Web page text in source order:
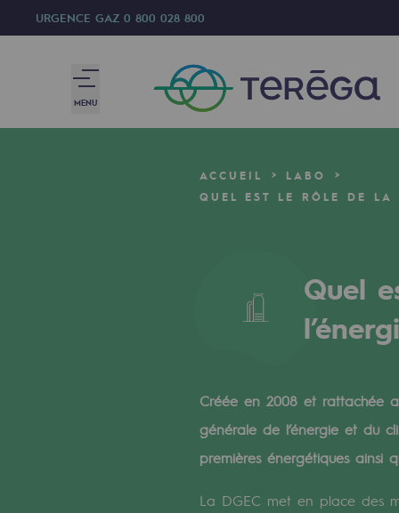
URGENCE GAZ 0 800 028 800
MENU
Nous sommes
Un réseau local et européen
Une organisation adaptative et
Une organisation
ACCUEIL
LABO
QUEL EST LE RÔLE DE LA
Quel
Créée en 2008 et rattachée
générale de l’énergie et du
premières énergétiques ainsi
La DGEC met en place des